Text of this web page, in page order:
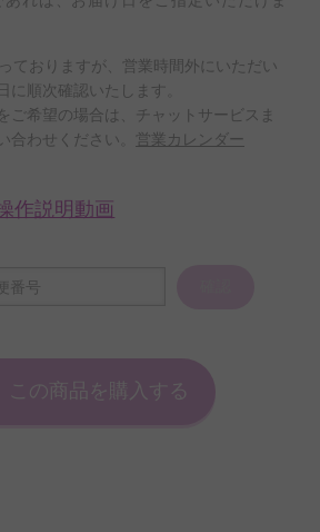
ておりますが、営業時間外にいただい
に順次確認いたします。
希望の場合は、チャットサービスま
合わせください。
営業カレンダー
作説明動画
この商品を購入する